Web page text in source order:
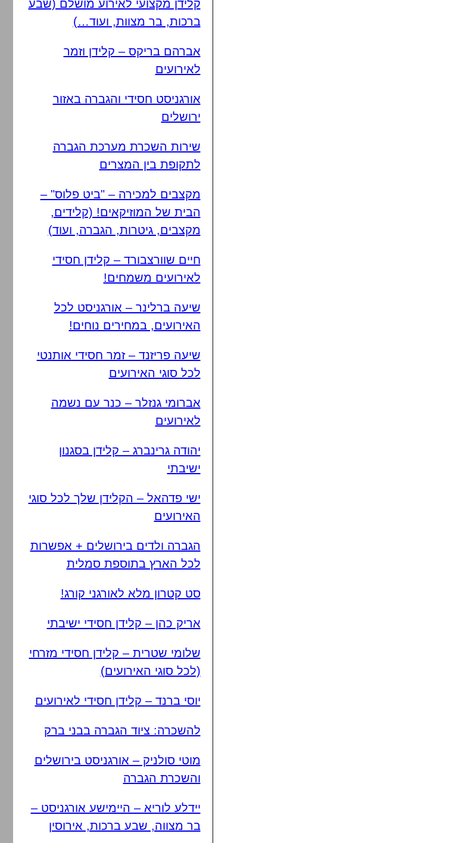
קלידן מקצועי לאירוע מושלם (שבע
ברכות, בר מצוות, ועוד…)
אברהם בריקס – קלידן וזמר
לאירועים
אורגניסט חסידי והגברה באזור
ירושלים
שירות השכרת מערכת הגברה
לתקופת בין המצרים
מקצבים למכירה – "ביט פלוס" –
הבית של המוזיקאים! (קלידים,
מקצבים, גיטרות, הגברה, ועוד)
חיים שוורצבורד – קלידן חסידי
לאירועים משמחים!
שיעה ברלינר – אורגניסט לכל
האירועים, במחירים נוחים!
שיעה פריזנד – זמר חסידי אותנטי
לכל סוגי האירועים
אברומי גנזלר – כנר עם נשמה
לאירועים
יהודה גרינברג – קלידן בסגנון
ישיבתי
ישי פדהאל – הקלידן שלך לכל סוגי
האירועים
הגברה ולדים בירושלים + אפשרות
לכל הארץ בתוספת סמלית
סט קטרון מלא לאורגני קורג!
אריק כהן – קלידן חסידי ישיבתי
שלומי שטרית – קלידן חסידי מזרחי
(לכל סוגי האירועים)
יוסי ברנד – קלידן חסידי לאירועים
להשכרה: ציוד הגברה בבני ברק
מוטי סולניק – אורגניסט בירושלים
והשכרת הגברה
יידלע לוריא – היימישע אורגניסט –
בר מצווה, שבע ברכות, אירוסין